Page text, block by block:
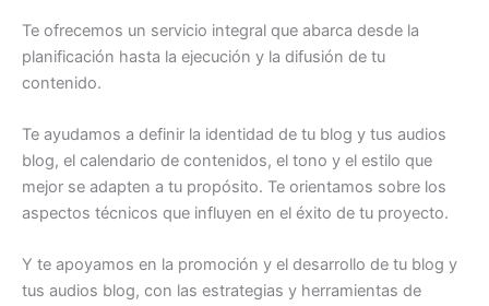
Te ofrecemos un servicio integral que abarca desde la
planificación hasta la ejecución y la difusión de tu
contenido.
Te ayudamos a definir la identidad de tu blog y tus audios
blog, el calendario de contenidos, el tono y el estilo que
mejor se adapten a tu propósito. Te orientamos sobre los
aspectos técnicos que influyen en el éxito de tu proyecto.
Y te apoyamos en la promoción y el desarrollo de tu blog y
tus audios blog, con las estrategias y herramientas de